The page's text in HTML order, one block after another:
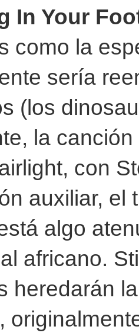
In Your
como la
sería
(los
la
con
auxiliar, el
algo
africano.
heredarán